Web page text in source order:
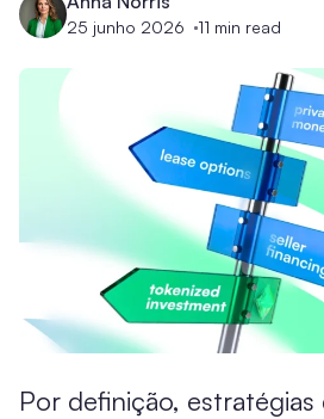
25 junho 2026 11 min read
Por definição, estratégias